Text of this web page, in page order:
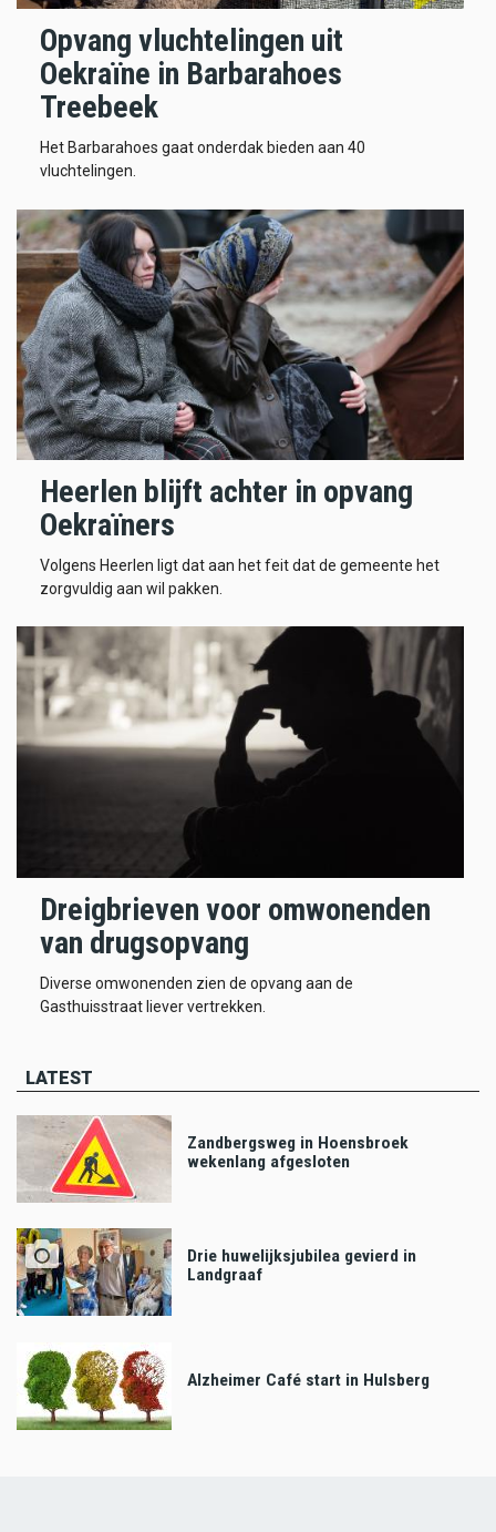
Opvang vluchtelingen uit
Oekraïne in Barbarahoes
Treebeek
Het Barbarahoes gaat onderdak bieden aan 40
vluchtelingen.
Heerlen blijft achter in opvang
Oekraïners
Volgens Heerlen ligt dat aan het feit dat de gemeente het
zorgvuldig aan wil pakken.
Dreigbrieven voor omwonenden
van drugsopvang
Diverse omwonenden zien de opvang aan de
Gasthuisstraat liever vertrekken.
LATEST
Zandbergsweg in Hoensbroek
wekenlang afgesloten
Drie huwelijksjubilea gevierd in
Landgraaf
Alzheimer Café start in Hulsberg